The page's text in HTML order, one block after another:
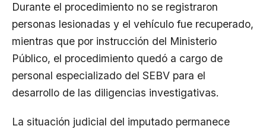
Durante el procedimiento no se registraron
personas lesionadas y el vehículo fue recuperado,
mientras que por instrucción del Ministerio
Público, el procedimiento quedó a cargo de
personal especializado del SEBV para el
desarrollo de las diligencias investigativas.
La situación judicial del imputado permanece